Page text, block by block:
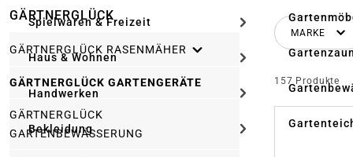
Spielwaren & Freizeit
Haus & Wohnen
Handwerken
Bekleidung
Gartenzaun
GÄRTNERGLÜCK
GÄRTNERGLÜCK RASENMÄHER
GÄRTNERGLÜCK GARTENGERÄTE
GÄRTNERGLÜCK
GARTENBEWÄSSERUNG
MARKE
157 Produkte